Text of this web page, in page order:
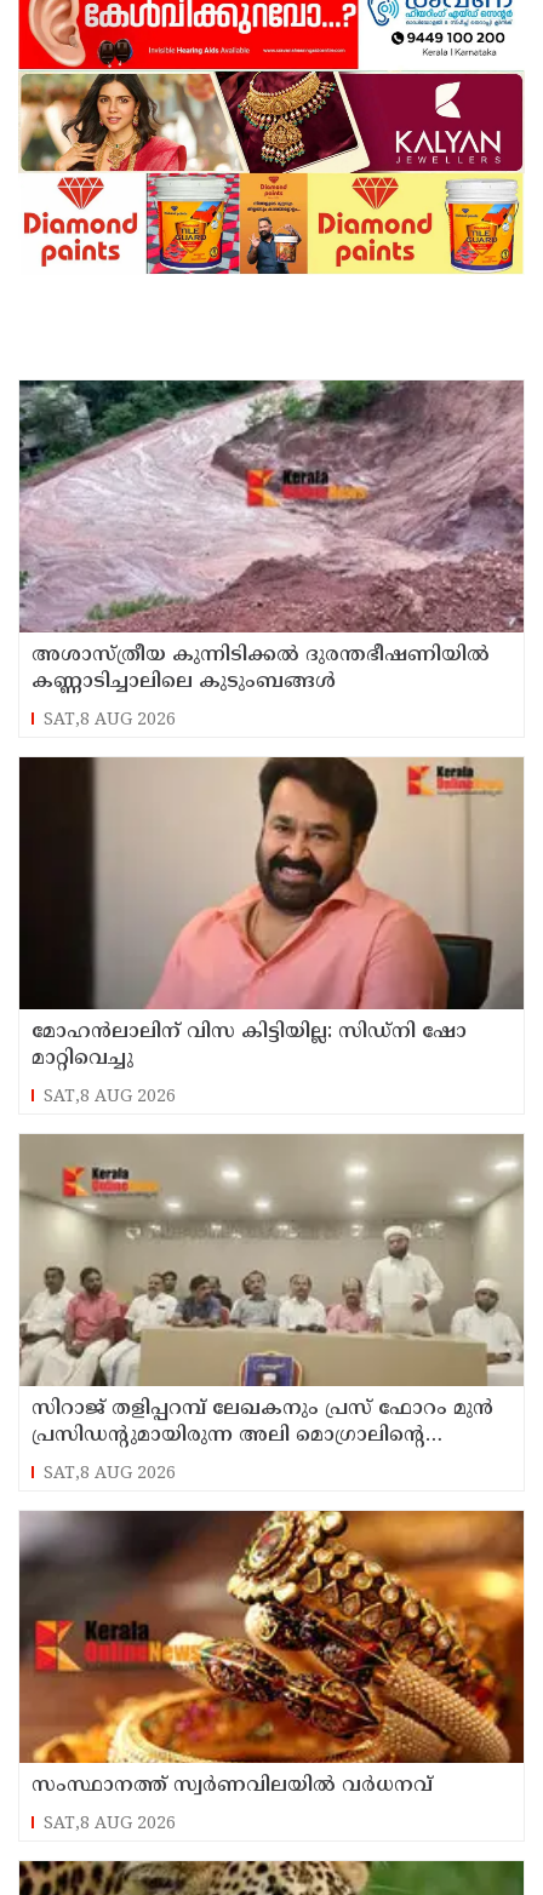
അശാസ്ത്രീയ കുന്നിടിക്കൽ ദുരന്തഭീഷണിയിൽ
കണ്ണാടിച്ചാലിലെ കുടുംബങ്ങൾ
SAT,8 AUG 2026
മോഹൻലാലിന് വിസ കിട്ടിയില്ല: സിഡ്നി ഷോ
മാറ്റിവെച്ചു
SAT,8 AUG 2026
സിറാജ് തളിപ്പറമ്പ് ലേഖകനും പ്രസ് ഫോറം മുൻ
പ്രസിഡൻ്റുമായിരുന്ന അലി മൊഗ്രാലിൻ്റെ
വിയോഗത്തിൽ സർവ്വകക്ഷി അനുസ്മരണം
നടത്തി
SAT,8 AUG 2026
സംസ്ഥാനത്ത് സ്വർണവിലയിൽ വർധനവ്
SAT,8 AUG 2026